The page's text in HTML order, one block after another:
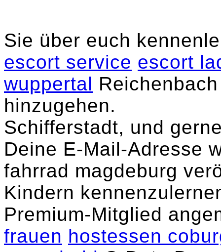
Sie über euch
escort service escort
wuppertal
hinzugehen.
Schifferstadt, und
Deine E-Mail-Adresse
fahrrad magdeburg
Kindern
Premium-Mitglied
frauen hostessen